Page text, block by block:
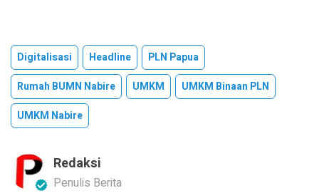
Digitalisasi Headline
PLN Papua
Rumah BUMN Nabire
UMKM
UMKM Binaan PLN
UMKM Nabire
Redaksi
Penulis Berita